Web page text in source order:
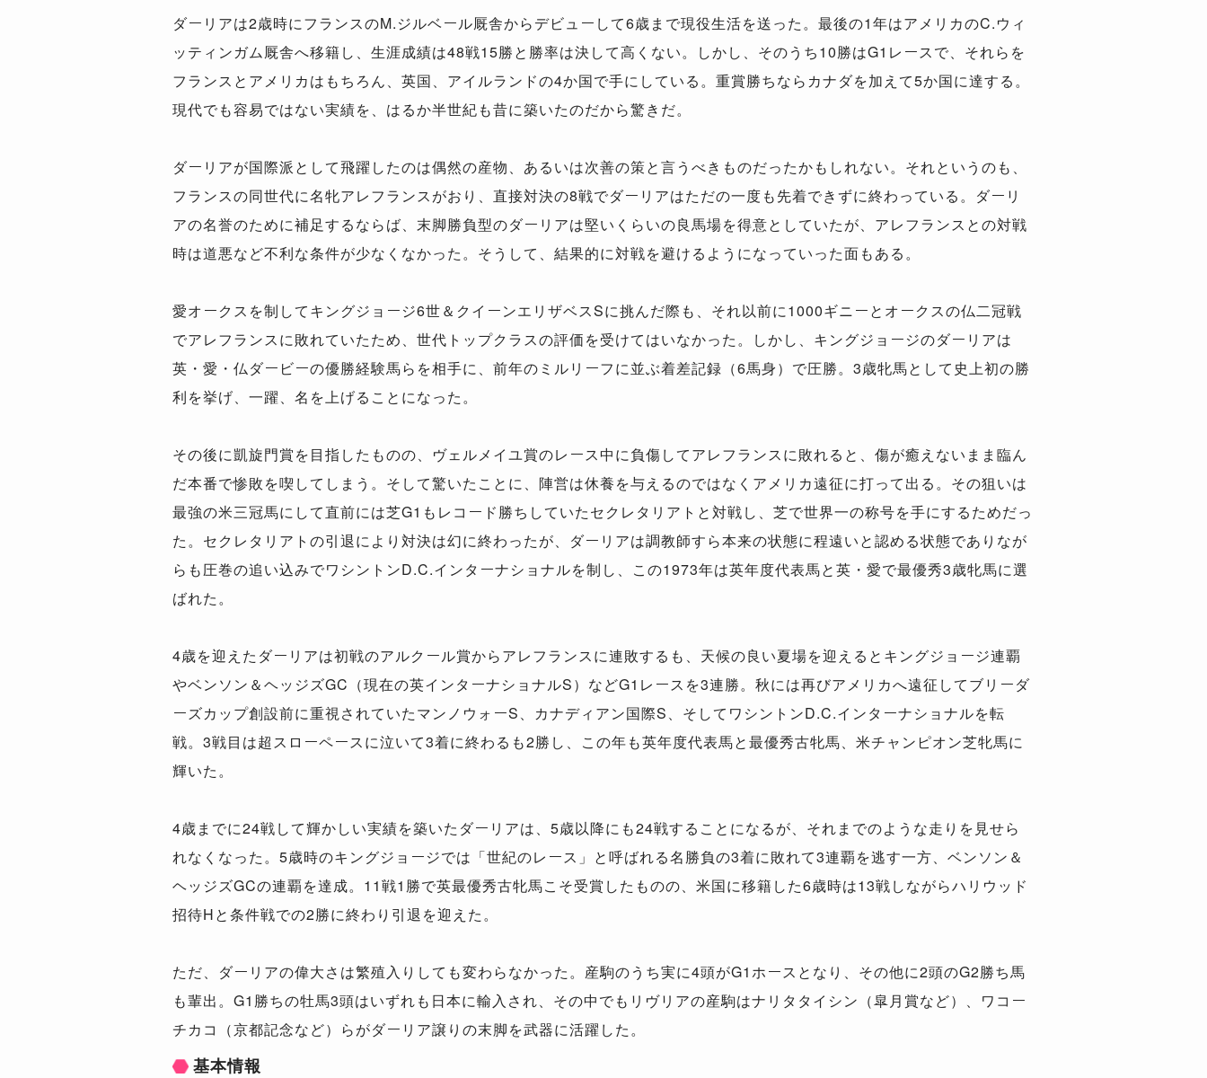
ダーリアは2歳時にフランスのM.ジルベール厩舎からデビューして6歳まで現役生活を送った。最後の1年はアメリカのC.ウィ
ッティンガム厩舎へ移籍し、生涯成績は48戦15勝と勝率は決して高くない。しかし、そのうち10勝はG1レースで、それらを
フランスとアメリカはもちろん、英国、アイルランドの4か国で手にしている。重賞勝ちならカナダを加えて5か国に達する。
現代でも容易ではない実績を、はるか半世紀も昔に築いたのだから驚きだ。
ダーリアが国際派として飛躍したのは偶然の産物、あるいは次善の策と言うべきものだったかもしれない。それというのも、
フランスの同世代に名牝アレフランスがおり、直接対決の8戦でダーリアはただの一度も先着できずに終わっている。ダーリ
アの名誉のために補足するならば、末脚勝負型のダーリアは堅いくらいの良馬場を得意としていたが、アレフランスとの対戦
時は道悪など不利な条件が少なくなかった。そうして、結果的に対戦を避けるようになっていった面もある。
愛オークスを制してキングジョージ6世＆クイーンエリザベスSに挑んだ際も、それ以前に1000ギニーとオークスの仏二冠戦
でアレフランスに敗れていたため、世代トップクラスの評価を受けてはいなかった。しかし、キングジョージのダーリアは
英・愛・仏ダービーの優勝経験馬らを相手に、前年のミルリーフに並ぶ着差記録（6馬身）で圧勝。3歳牝馬として史上初の勝
利を挙げ、一躍、名を上げることになった。
その後に凱旋門賞を目指したものの、ヴェルメイユ賞のレース中に負傷してアレフランスに敗れると、傷が癒えないまま臨ん
だ本番で惨敗を喫してしまう。そして驚いたことに、陣営は休養を与えるのではなくアメリカ遠征に打って出る。その狙いは
最強の米三冠馬にして直前には芝G1もレコード勝ちしていたセクレタリアトと対戦し、芝で世界一の称号を手にするためだっ
た。セクレタリアトの引退により対決は幻に終わったが、ダーリアは調教師すら本来の状態に程遠いと認める状態でありなが
らも圧巻の追い込みでワシントンD.C.インターナショナルを制し、この1973年は英年度代表馬と英・愛で最優秀3歳牝馬に選
ばれた。
4歳を迎えたダーリアは初戦のアルクール賞からアレフランスに連敗するも、天候の良い夏場を迎えるとキングジョージ連覇
やベンソン＆ヘッジズGC（現在の英インターナショナルS）などG1レースを3連勝。秋には再びアメリカへ遠征してブリーダ
ーズカップ創設前に重視されていたマンノウォーS、カナディアン国際S、そしてワシントンD.C.インターナショナルを転
戦。3戦目は超スローペースに泣いて3着に終わるも2勝し、この年も英年度代表馬と最優秀古牝馬、米チャンピオン芝牝馬に
輝いた。
4歳までに24戦して輝かしい実績を築いたダーリアは、5歳以降にも24戦することになるが、それまでのような走りを見せら
れなくなった。5歳時のキングジョージでは「世紀のレース」と呼ばれる名勝負の3着に敗れて3連覇を逃す一方、ベンソン＆
ヘッジズGCの連覇を達成。11戦1勝で英最優秀古牝馬こそ受賞したものの、米国に移籍した6歳時は13戦しながらハリウッド
招待Hと条件戦での2勝に終わり引退を迎えた。
ただ、ダーリアの偉大さは繁殖入りしても変わらなかった。産駒のうち実に4頭がG1ホースとなり、その他に2頭のG2勝ち馬
も輩出。G1勝ちの牡馬3頭はいずれも日本に輸入され、その中でもリヴリアの産駒はナリタタイシン（皐月賞など）、ワコー
チカコ（京都記念など）らがダーリア譲りの末脚を武器に活躍した。
基本情報